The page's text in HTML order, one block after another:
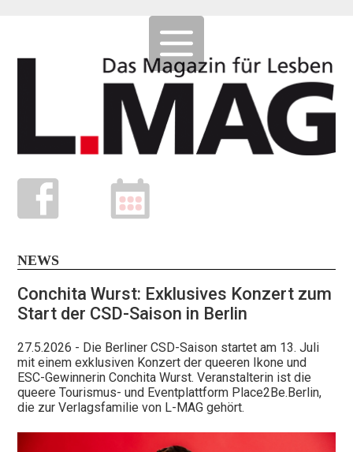
NEWS
Conchita Wurst: Exklusives Konzert zum
Start der CSD-Saison in Berlin
27.5.2026 - Die Berliner CSD-Saison startet am 13. Juli
mit einem exklusiven Konzert der queeren Ikone und
ESC-Gewinnerin Conchita Wurst. Veranstalterin ist die
queere Tourismus- und Eventplattform Place2Be.Berlin,
die zur Verlagsfamilie von L-MAG gehört.